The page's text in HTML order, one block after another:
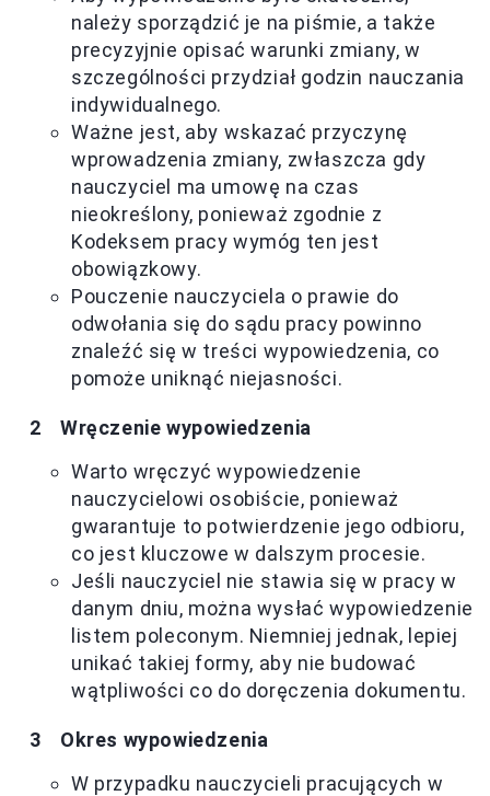
należy sporządzić je na piśmie, a także
precyzyjnie opisać warunki zmiany, w
szczególności przydział godzin nauczania
indywidualnego.
Ważne jest, aby wskazać przyczynę
wprowadzenia zmiany, zwłaszcza gdy
nauczyciel ma umowę na czas
nieokreślony, ponieważ zgodnie z
Kodeksem pracy wymóg ten jest
obowiązkowy.
Pouczenie nauczyciela o prawie do
odwołania się do sądu pracy powinno
znaleźć się w treści wypowiedzenia, co
pomoże uniknąć niejasności.
Wręczenie wypowiedzenia
Warto wręczyć wypowiedzenie
nauczycielowi osobiście, ponieważ
gwarantuje to potwierdzenie jego odbioru,
co jest kluczowe w dalszym procesie.
Jeśli nauczyciel nie stawia się w pracy w
danym dniu, można wysłać wypowiedzenie
listem poleconym. Niemniej jednak, lepiej
unikać takiej formy, aby nie budować
wątpliwości co do doręczenia dokumentu.
Okres wypowiedzenia
W przypadku nauczycieli pracujących w